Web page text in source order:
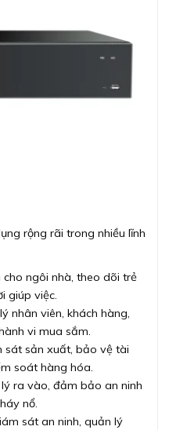
rộng rãi trong nhiều lĩnh
cho ngôi nhà, theo dõi trẻ
giúp việc.
nhân viên, khách hàng,
vi mua sắm.
sát sản xuất, bảo vệ tài
soát hàng hóa.
ra vào, đảm bảo an ninh
nổ.
sát an ninh, quản lý